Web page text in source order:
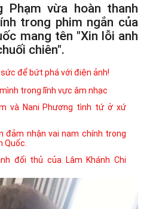
Phạm vừa hoàn thanh
trong phim ngắn của
mang tên "Xin lỗi anh
chiên".
để bứt phá với điện ảnh!
trong lĩnh vực âm nhạc
và Nani Phương tình tứ ở xứ
đảm nhận vai nam chính trong
Quốc.
đối thủ của Lâm Khánh Chi